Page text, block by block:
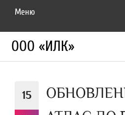
Меню
ООО «ИЛК»
15